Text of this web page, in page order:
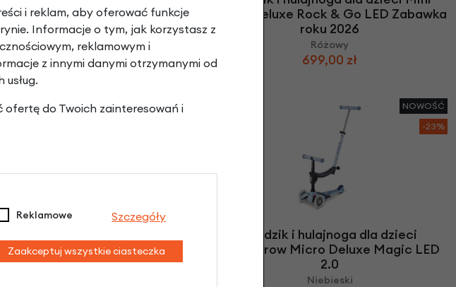
Rock & Go LED Zabawka
roku 2026
Miętowy
699,00 zł | -10%
Micro Deluxe Rock & Go LED Zabawka
roku 2026
Różowy
699,00 zł
NOWOŚĆ
Micro Deluxe Magic LED
2.0
NOWOŚĆ
-23%
Jeździk i hulajnoga dla dzieci
Mini2Grow Micro Deluxe Magic LED
2.0
Niebieski
i reklam, aby oferować funkcje
Informacje o tym, jak korzystasz z
reklamowym i
z innymi danymi otrzymanymi od
ofertę do Twoich zainteresowań i
Reklamowe Szczegóły
Zaakceptuj wszystkie ciasteczka